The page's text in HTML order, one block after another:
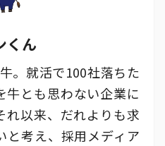
くん
。就活で100社落ちた
牛とも思わない企業に
れ以来、だれよりも求
と考え、採用メディア